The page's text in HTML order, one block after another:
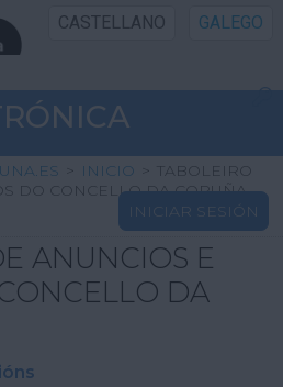
CASTELLANO GALEGO
SEDE
INICIO
PÚBLICA
CIDADÁN
> INICIO > TABOLEIRO
DO CONCELLO DA CORUÑA
INICIAR SESIÓN
ANUNCIOS E
DA